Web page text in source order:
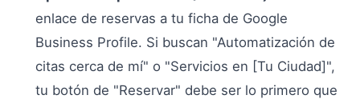
enlace de reservas a tu ficha de Google
Business Profile. Si buscan "Automatización de
citas cerca de mí" o "Servicios en [Tu Ciudad]",
tu botón de "Reservar" debe ser lo primero que